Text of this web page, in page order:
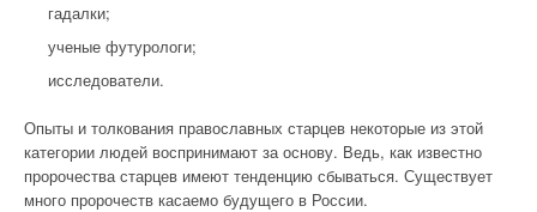
гадалки;
ученые футурологи;
исследователи.
Опыты и толкования православных старцев некоторые из этой
категории людей воспринимают за основу. Ведь, как известно
пророчества старцев имеют тенденцию сбываться. Существует
много пророчеств касаемо будущего в России.